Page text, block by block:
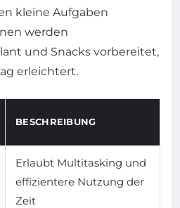
kleine Aufgaben
werden
und Snacks vorbereitet,
erleichtert.
BESCHREIBUNG
Erlaubt Multitasking und
effizientere Nutzung der
Zeit